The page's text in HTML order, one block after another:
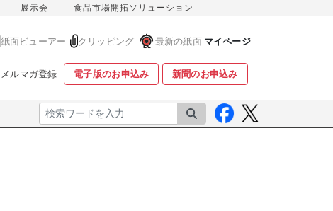
展示会 食品市場開拓ソリューション
紙面ビューアー クリッピング 最新の紙面 マイページ
メルマガ登録 電子版のお申込み 新聞のお申込み
検索